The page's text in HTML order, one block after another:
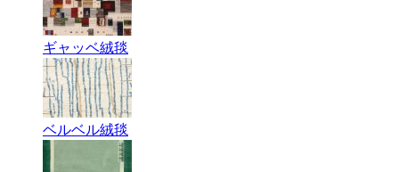
ギャッベ絨毯
ベルベル絨毯